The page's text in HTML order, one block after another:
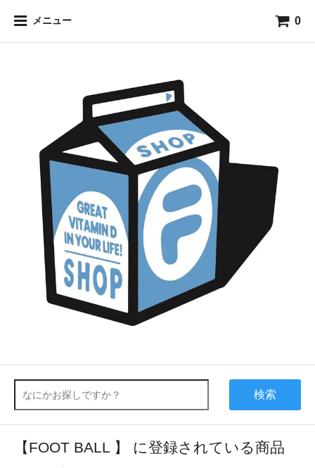
メニュー 0
検索
【FOOT BALL 】 に登録されている商品